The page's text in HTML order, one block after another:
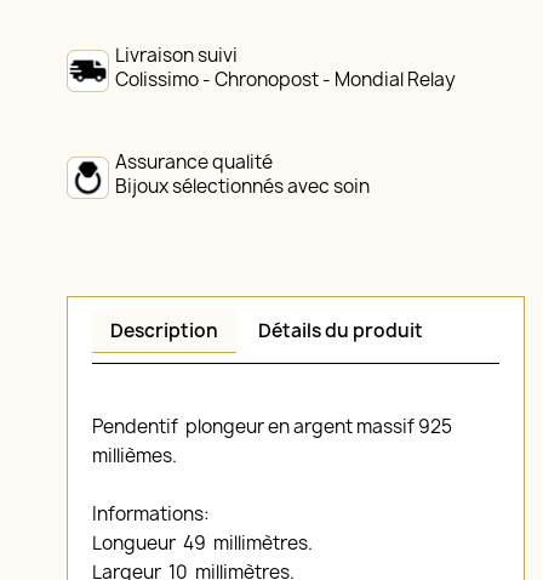
Livraison suivi
Colissimo - Chronopost - Mondial Relay
Assurance qualité
Bijoux sélectionnés avec soin
Description Détails du produit
Pendentif plongeur en argent massif 925
millièmes.
Informations:
Longueur 49 millimètres.
Largeur 10 millimètres.